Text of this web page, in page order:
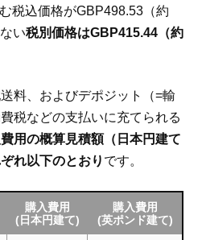
税込価格がGBP498.53（約
い税別価格はGBP415.44（約
料、およびデポジット（=輸
税などの支払いに充てられる
用の概算見積額（日本円建て
れ以下のとおり です。
購入費用
(日本円建て)
購入費用
(英ポンド建て)